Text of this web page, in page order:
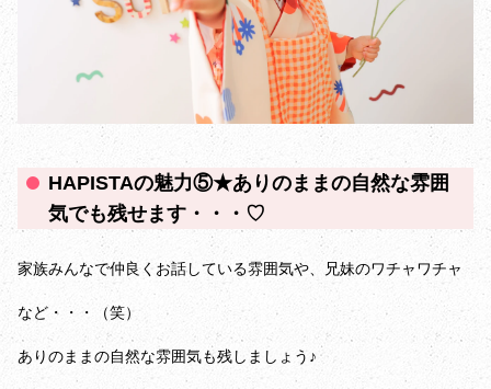
HAPISTAの魅力⑤★ありのままの自然な雰囲
気でも残せます・・・♡
家族みんなで仲良くお話している雰囲気や、兄妹のワチャワチャ
など・・・（笑）
ありのままの自然な雰囲気も残しましょう♪